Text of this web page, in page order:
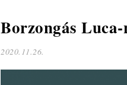
Borzongás
2020.11.26.